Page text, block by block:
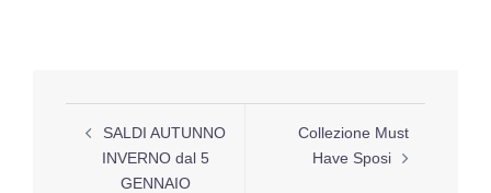
articolo
SALDI AUTUNNO
INVERNO dal 5
GENNAIO
Collezione Must
Have Sposi